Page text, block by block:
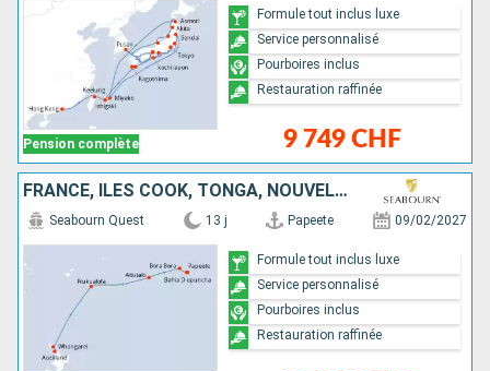
Pension complète 9 749 CHF
Formule tout inclus luxe
Service personnalisé
Pourboires inclus
Restauration raffinée
FRANCE, ÎLES COOK, TONGA, NOUVELLE-ZÉLANDE
Seabourn Quest 13 j Papeete 09/02/2027
Formule tout inclus luxe
Service personnalisé
Pourboires inclus
Restauration raffinée